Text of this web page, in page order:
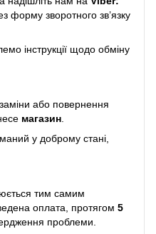
форму зворотного зв’язку
інструкції щодо обміну
або повернення
магазин
у доброму стані,
тим самим
оплата, протягом 5
проблеми.